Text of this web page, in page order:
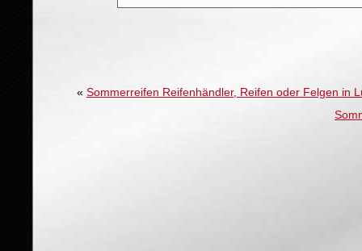
« Sommerreifen Reifenhändler, Reifen oder Felgen in